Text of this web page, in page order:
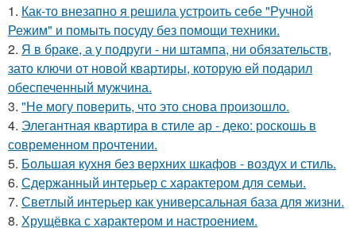
1. Как-то внезапно я решила устроить себе "Ручной
Режим" и помыть посуду без помощи техники.
2. Я в браке, а у подруги - ни штампа, ни обязательств,
зато ключи от новой квартиры, которую ей подарил
обеспеченный мужчина.
3. "Не могу поверить, что это снова произошло.
4. Элегантная квартира в стиле ар - деко: роскошь в
современном прочтении.
5. Большая кухня без верхних шкафов - воздух и стиль.
6. Сдержанный интерьер с характером для семьи.
7. Светлый интерьер как универсальная база для жизни.
8. Хрущёвка с характером и настроением.